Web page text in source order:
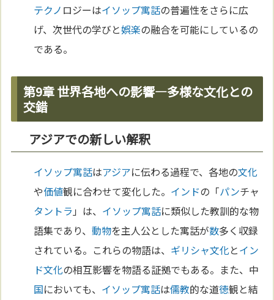
テクノ ロジーはイソップ寓話の普遍性をさらに広
げ、次世代の学びと娯楽の融合を可能にしているの
である。
第9章 世界各地への影響—多様な文化との
交錯
アジアでの新しい解釈
イソップ寓話はアジアに伝わる過程で、各地の文化
や価値観に合わせて変化した。 インドの「パンチャ
タントラ 」は、 イソップ寓話に類似した教訓的な物
語集であり、動物を主人公とした寓話が数多く収録
されている。これらの物語は、 ギリシャ文化とイン
ド文化の相互影響を物語る証拠でもある。また、中
国においても、 イソップ寓話は儒教的な道徳観と結